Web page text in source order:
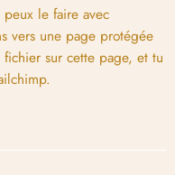
peux le faire avec
vers une page protégée
sur cette page, et tu